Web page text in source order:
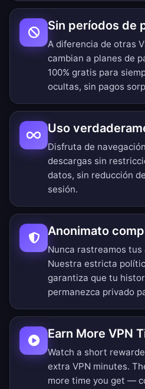
Sin períodos de
A diferencia de otras
cambian a planes de
100% gratis para
ocultas, sin pagos
Uso
Disfruta de
descargas sin
datos, sin reducción
sesión.
Anonimato
Nunca rastreamos
Nuestra estricta
garantiza que tu
permanezca privado
Earn More VPN
Watch a short
extra VPN minutes.
more time you get —